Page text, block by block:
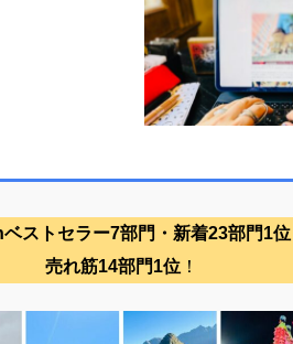
ストセラー7部門・新着23部門1
売れ筋14部門1位！